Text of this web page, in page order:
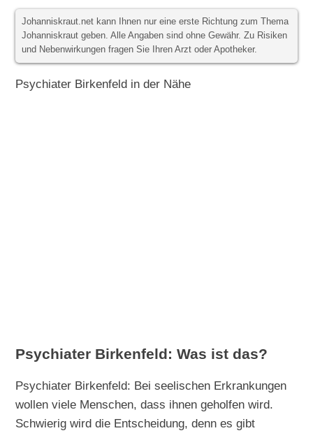
Johanniskraut.net kann Ihnen nur eine erste Richtung zum Thema
Johanniskraut geben. Alle Angaben sind ohne Gewähr. Zu Risiken
und Nebenwirkungen fragen Sie Ihren Arzt oder Apotheker.
Psychiater Birkenfeld in der Nähe
Psychiater Birkenfeld: Was ist das?
Psychiater Birkenfeld: Bei seelischen Erkrankungen
wollen viele Menschen, dass ihnen geholfen wird.
Schwierig wird die Entscheidung, denn es gibt